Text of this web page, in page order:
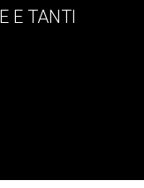
E TANTI